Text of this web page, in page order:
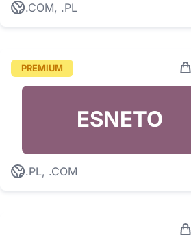
.COM, .PL
PREMIUM
ESNETO
.PL, .COM